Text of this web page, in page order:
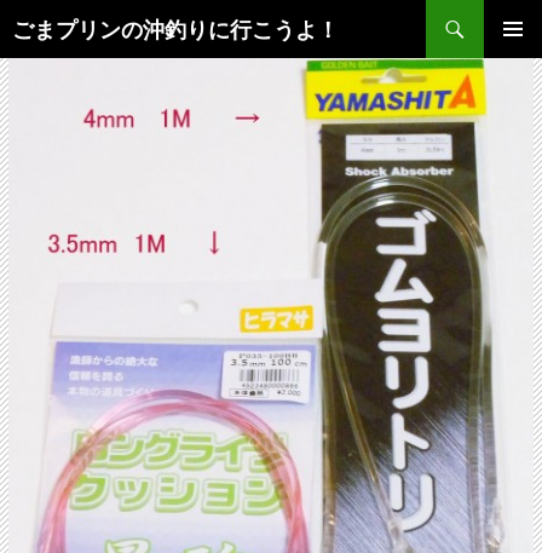
ごまプリンの沖釣りに行こうよ！
索
メインメ
ニュー